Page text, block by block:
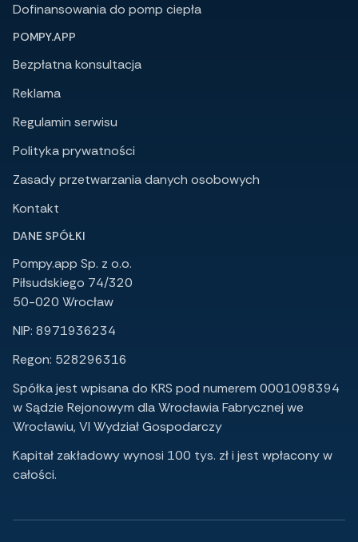
Dofinansowania do pomp ciepła
POMPY.APP
Bezpłatna konsultacja
Reklama
Regulamin serwisu
Polityka prywatności
Zasady przetwarzania danych osobowych
Kontakt
DANE SPÓŁKI
Pompy.app Sp. z o.o.
Piłsudskiego 74/320
50-020 Wrocław
NIP: 8971936234
Regon: 528296316
Spółka jest wpisana do KRS pod numerem 0001098394
w Sądzie Rejonowym dla Wrocławia Fabrycznej we
Wrocławiu, VI Wydział Gospodarczy
Kapitał zakładowy wynosi 100 tys. zł i jest wpłacony w
całości.